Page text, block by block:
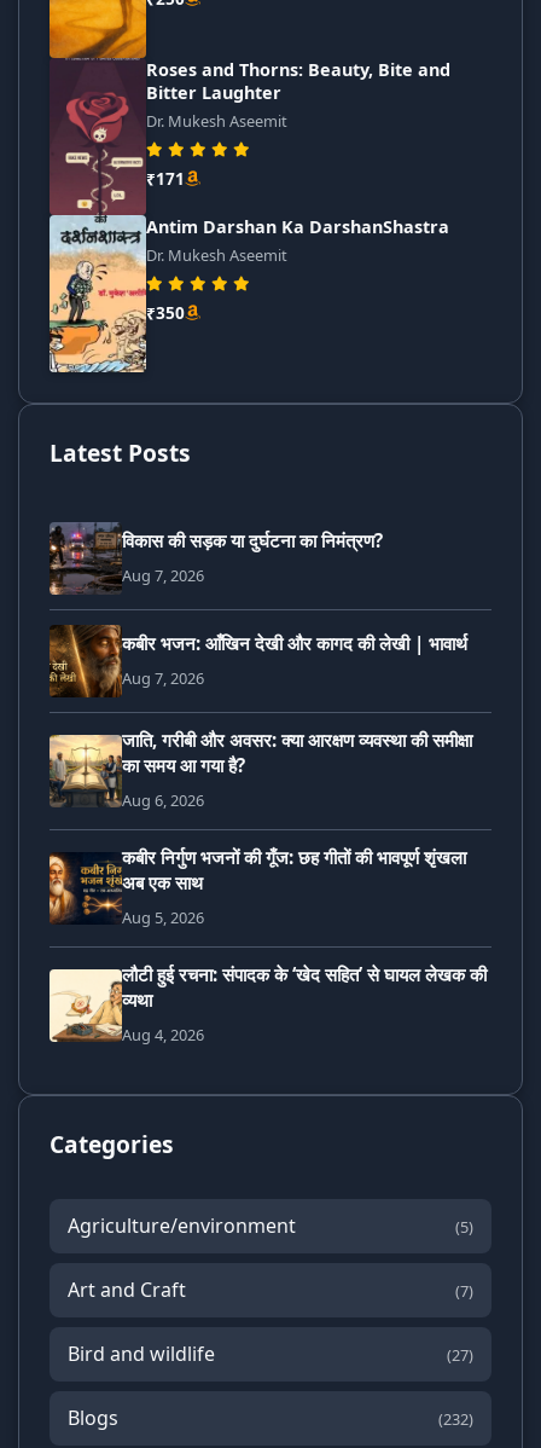
Roses and Thorns: Beauty, Bite and
Bitter Laughter
Dr. Mukesh Aseemit
₹171
Antim Darshan Ka DarshanShastra
Dr. Mukesh Aseemit
₹350
Latest Posts
विकास की सड़क या दुर्घटना का निमंत्रण?
Aug 7, 2026
कबीर भजन: आँखिन देखी और कागद की लेखी | भावार्थ
Aug 7, 2026
जाति, गरीबी और अवसर: क्या आरक्षण व्यवस्था की समीक्षा
का समय आ गया है?
Aug 6, 2026
कबीर निर्गुण भजनों की गूँज: छह गीतों की भावपूर्ण शृंखला
अब एक साथ
Aug 5, 2026
लौटी हुई रचना: संपादक के ‘खेद सहित’ से घायल लेखक की
व्यथा
Aug 4, 2026
Categories
Agriculture/environment (5)
Art and Craft (7)
Bird and wildlife (27)
Blogs (232)